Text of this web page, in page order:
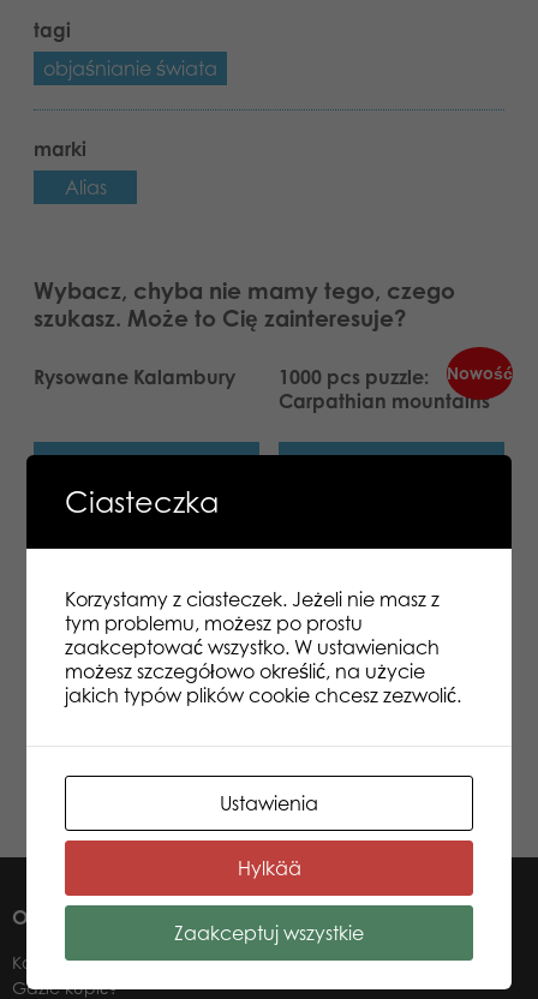
tagi
objaśnianie świata
marki
Alias
Wybacz, chyba nie mamy tego, czego
szukasz. Może to Cię zainteresuje?
Rysowane Kalambury Nowość
1000 pcs puzzle:
Carpathian mountains
classic plush
Dowiedz się więcej
travel wersja podróżna
Dowiedz się więcej
Larsen Maxi Learning
English at the Zoo 70 el.
Dowiedz się więcej
O NAS
Kontakt
Gdzie kupić?
Ciasteczka
Korzystamy z ciasteczek. Jeżeli nie masz z
tym problemu, możesz po prostu
zaakceptować wszystko. W ustawieniach
możesz szczegółowo określić, na użycie
jakich typów plików cookie chcesz zezwolić.
Ustawienia
Hylkää
Zaakceptuj wszystkie